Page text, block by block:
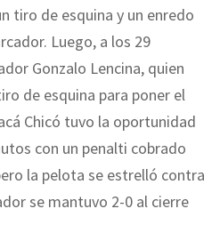
tiro de esquina y un enredo
Luego, a los 29
Gonzalo Lencina, quien
de esquina para poner el
Chicó tuvo la oportunidad
con un penalti cobrado
la pelota se estrelló contra
se mantuvo 2-0 al cierre